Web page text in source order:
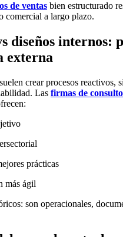
de ventas bien estructurado
comercial a largo plazo.
diseños internos:
externa
crear procesos reactivos,
Las firmas de
prácticas
más ágil
son operacionales,